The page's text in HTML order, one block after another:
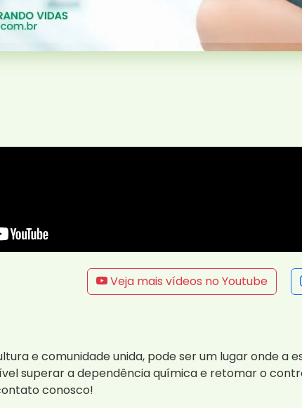
Veja mais vídeos no Youtube
e comunidade unida, pode ser um lugar onde
superar a dependência química e retomar o
conosco!